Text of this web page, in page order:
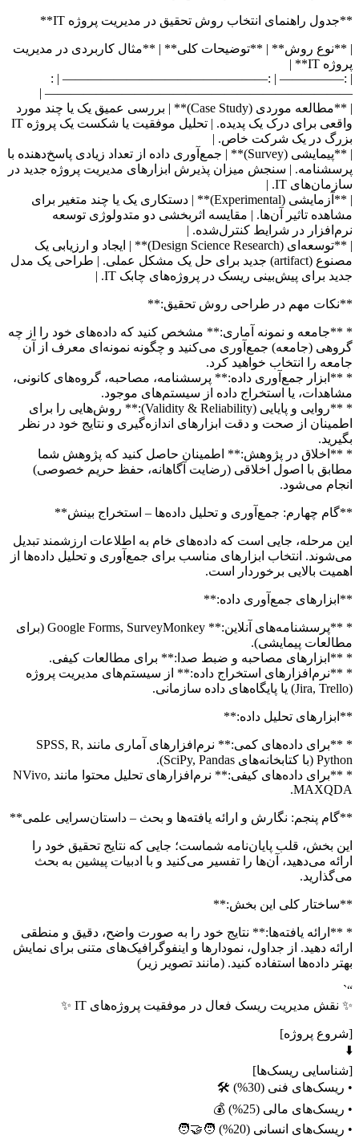
**جدول راهنمای انتخاب روش تحقیق در مدیریت پروژه IT**
| **نوع روش** | **توضیحات کلی** | **مثال کاربردی در مدیریت
پروژه IT** |
| :————— | :———————————————— | :
———————————————————————— |
| **مطالعه موردی (Case Study)** | بررسی عمیق یک یا چند مورد
واقعی برای درک یک پدیده. | تحلیل موفقیت یا شکست یک پروژه IT
بزرگ در یک شرکت خاص. |
| **پیمایشی (Survey)** | جمع‌آوری داده از تعداد زیادی پاسخ‌دهنده با
پرسشنامه. | سنجش میزان پذیرش ابزارهای مدیریت پروژه جدید در
سازمان‌های IT. |
| **آزمایشی (Experimental)** | دستکاری یک یا چند متغیر برای
مشاهده تاثیر آن‌ها. | مقایسه اثربخشی دو متدولوژی توسعه
نرم‌افزار در شرایط کنترل‌شده. |
| **توسعه‌ای (Design Science Research)** | ایجاد و ارزیابی یک
مصنوع (artifact) جدید برای حل یک مشکل عملی. | طراحی یک مدل
جدید برای پیش‌بینی ریسک در پروژه‌های چابک IT. |
**نکات مهم در طراحی روش تحقیق:**
* **جامعه و نمونه آماری:** مشخص کنید که داده‌های خود را از چه
گروهی (جامعه) جمع‌آوری می‌کنید و چگونه نمونه‌ای معرف از آن
جامعه را انتخاب خواهید کرد.
* **ابزار جمع‌آوری داده:** پرسشنامه، مصاحبه، گروه‌های کانونی،
مشاهدات، یا استخراج داده از سیستم‌های موجود.
* **روایی و پایایی (Validity & Reliability):** روش‌هایی را برای
اطمینان از صحت و دقت ابزارهای اندازه‌گیری و نتایج خود در نظر
بگیرید.
* **اخلاق در پژوهش:** اطمینان حاصل کنید که پژوهش شما
مطابق با اصول اخلاقی (رضایت آگاهانه، حفظ حریم خصوصی)
انجام می‌شود.
**گام چهارم: جمع‌آوری و تحلیل داده‌ها – استخراج بینش**
این مرحله، جایی است که داده‌های خام به اطلاعات ارزشمند تبدیل
می‌شوند. انتخاب ابزارهای مناسب برای جمع‌آوری و تحلیل داده‌ها از
اهمیت بالایی برخوردار است.
**ابزارهای جمع‌آوری داده:**
* **پرسشنامه‌های آنلاین:** Google Forms, SurveyMonkey (برای
مطالعات پیمایشی).
* **ابزارهای مصاحبه و ضبط صدا:** برای مطالعات کیفی.
* **نرم‌افزارهای استخراج داده:** از سیستم‌های مدیریت پروژه
(Jira, Trello) یا پایگاه‌های داده سازمانی.
**ابزارهای تحلیل داده:**
* **برای داده‌های کمی:** نرم‌افزارهای آماری مانند SPSS, R,
Python (با کتابخانه‌های SciPy, Pandas).
* **برای داده‌های کیفی:** نرم‌افزارهای تحلیل محتوا مانند NVivo,
MAXQDA.
**گام پنجم: نگارش و ارائه یافته‌ها و بحث – داستان‌سرایی علمی**
این بخش، قلب پایان‌نامه شماست؛ جایی که نتایج تحقیق خود را
ارائه می‌دهید، آن‌ها را تفسیر می‌کنید و با ادبیات پیشین به بحث
می‌گذارید.
**ساختار کلی این بخش:**
* **ارائه یافته‌ها:** نتایج خود را به صورت واضح، دقیق و منطقی
ارائه دهید. از جداول، نمودارها و اینفوگرافیک‌های متنی برای نمایش
بهتر داده‌ها استفاده کنید. (مانند تصویر زیر)
“`
✨ نقش مدیریت ریسک فعال در موفقیت پروژه‌های IT ✨
[شروع پروژه]
⬇️
[شناسایی ریسک‌ها]
• ریسک‌های فنی (30%) 🛠️
• ریسک‌های مالی (25%) 💰
• ریسک‌های انسانی (20%) 🧑‍🤝‍🧑